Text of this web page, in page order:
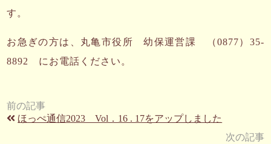
す。
お急ぎの方は、丸亀市役所 幼保運営課 （0877）35-
8892 にお電話ください。
前の記事
ほっぺ通信2023 Vol．16 . 17をアップしました
次の記事